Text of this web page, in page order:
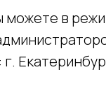
можете в